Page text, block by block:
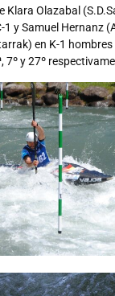
Klara Olazabal
1 y Samuel Hernanz
en K-1
7º y 27º